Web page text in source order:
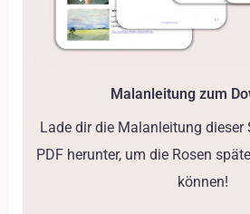
Malanleitung zum
Lade dir die Malanleitung dieser
PDF herunter, um die Rosen
können!